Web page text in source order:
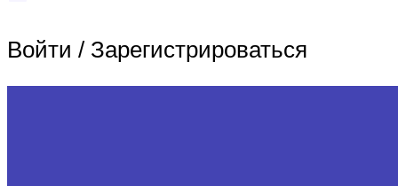
Войти / Зарегистрироваться